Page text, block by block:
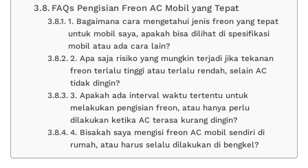
FAQs Pengisian Freon AC Mobil yang Tepat
1. Bagaimana cara mengetahui jenis freon yang tepat
untuk mobil saya, apakah bisa dilihat di spesifikasi
mobil atau ada cara lain?
2. Apa saja risiko yang mungkin terjadi jika tekanan
freon terlalu tinggi atau terlalu rendah, selain AC
tidak dingin?
3. Apakah ada interval waktu tertentu untuk
melakukan pengisian freon, atau hanya perlu
dilakukan ketika AC terasa kurang dingin?
4. Bisakah saya mengisi freon AC mobil sendiri di
rumah, atau harus selalu dilakukan di bengkel?